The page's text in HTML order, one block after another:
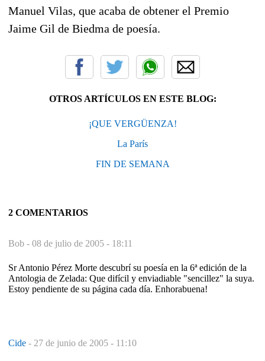
Manuel Vilas, que acaba de obtener el Premio
Jaime Gil de Biedma de poesía.
OTROS ARTÍCULOS EN ESTE BLOG:
¡QUE VERGÜENZA!
La París
FIN DE SEMANA
2 COMENTARIOS
Bob - 08 de julio de 2005 - 18:11
Sr Antonio Pérez Morte descubrí su poesía en la 6ª edición de la
Antologia de Zelada: Que difícil y enviadiable "sencillez" la suya.
Estoy pendiente de su página cada día. Enhorabuena!
Cide - 27 de junio de 2005 - 11:10